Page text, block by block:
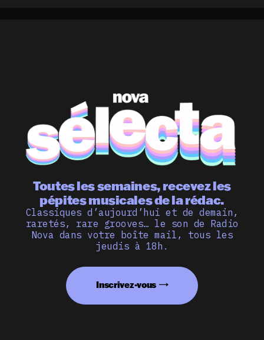
Toutes les semaines, recevez les
pépites musicales de la rédac.
Classiques d’aujourd’hui et de demain,
raretés, rare grooves… le son de Radio
Nova dans votre boîte mail, tous les
jeudis à 18h.
Inscrivez-vous